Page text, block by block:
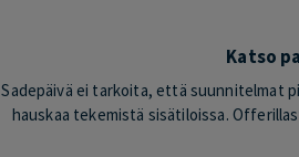
Katso
Sadepäivä ei tarkoita, että suunnitelmat
hauskaa tekemistä sisätiloissa.